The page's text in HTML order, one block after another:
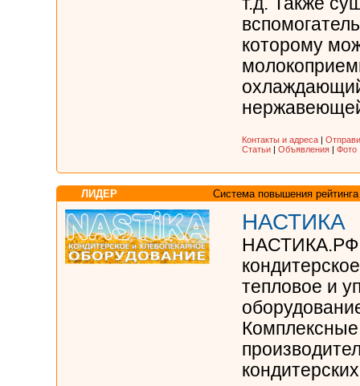
которому
Контакты и адреса |
Статьи | Объявления | Фото
ЛИДЕР Система повышения рейтинга
НАСТИКА
НАСТИКА.РФ
тепловое и